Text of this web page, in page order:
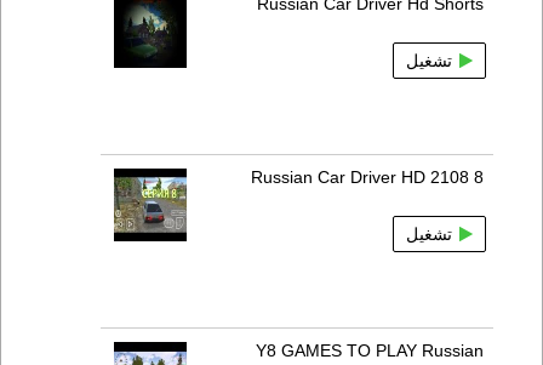
Russian Car Driver Hd Shorts
تشغيل
Russian Car Driver HD 2108 8
تشغيل
Y8 GAMES TO PLAY Russian